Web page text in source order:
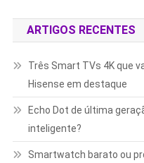
ARTIGOS RECENTES
Três Smart TVs 4K que
Hisense em destaque
Echo Dot de última
inteligente?
Smartwatch barato ou